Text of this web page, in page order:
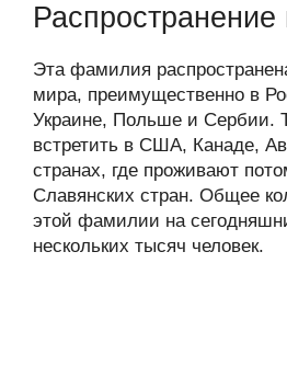
Эта фамилия
мира, преимущественно в
Украине, Польше и Сербии.
встретить в США, Канаде,
странах, где проживают
Славянских стран. Общее
этой фамилии на
нескольких тысяч человек.